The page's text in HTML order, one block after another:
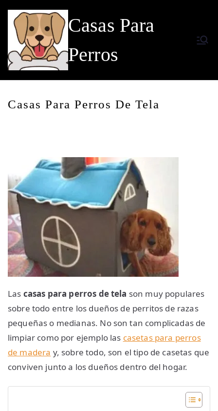
contenido
Casas Para
Perros
Casas Para Perros De Tela
Las casas para perros de tela son muy populares
sobre todo entre los dueños de perritos de razas
pequeñas o medianas. No son tan complicadas de
limpiar como por ejemplo las casetas para perros
de madera y, sobre todo, son el tipo de casetas que
conviven junto a los dueños dentro del hogar.